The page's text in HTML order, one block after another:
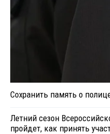
Сохранить память о
Летний сезон
пройдет, как принять